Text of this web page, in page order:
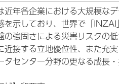
近年各企業における大規模な
を示しており、世界で「
の強固さによる災害リスクの
近接する立地優位性、また充
タセンター分野の更なる成長